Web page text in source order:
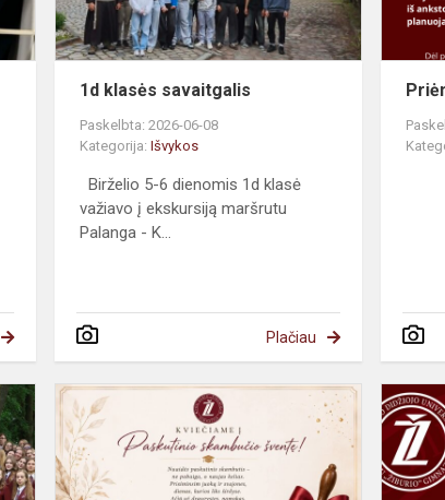
1d klasės savaitgalis
Paskelbta: 2026-06-08
Kategorija:Išvykos
Birželio 5-6 dienomis 1d klasė
važiavo į ekskursiją maršrutu
Palanga - K...
Plačiau